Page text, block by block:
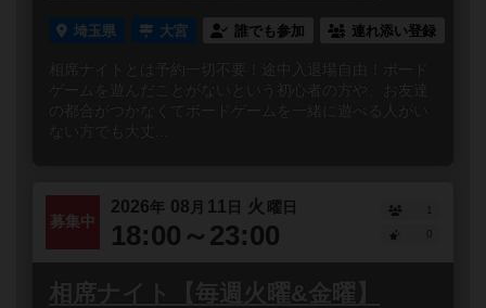
埼玉県 大宮 誰でも参加 連れ添い登録
相席ナイトとは予約一切不要！途中入退場自由！ボード
ゲームを遊んだことがないという初心者の方や、お友達
の都合がつかなくてボードゲームを一緒に遊べる人がい
ない方でも大丈...
募集中
2026年 08 月 11 日 火 曜日
18:00～23:00
1
相席ナイト【毎週火曜&金曜】